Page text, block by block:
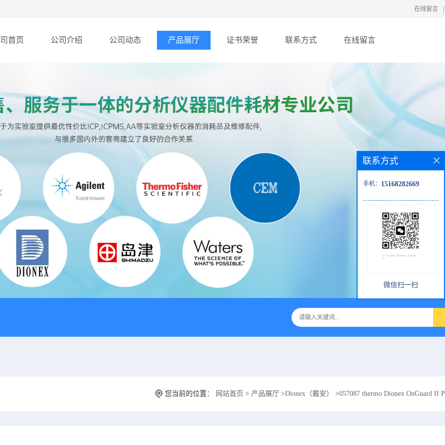
在线留言
首页 公司介绍 公司动态 产品展厅 证书荣誉 联系方式 在线留言
您当前的位置： 网站首页 > 产品展厅 >Dionex（戴安） >057087 thermo Dionex OnGuard II
联系方式
手机： 15168282669
微信扫一扫